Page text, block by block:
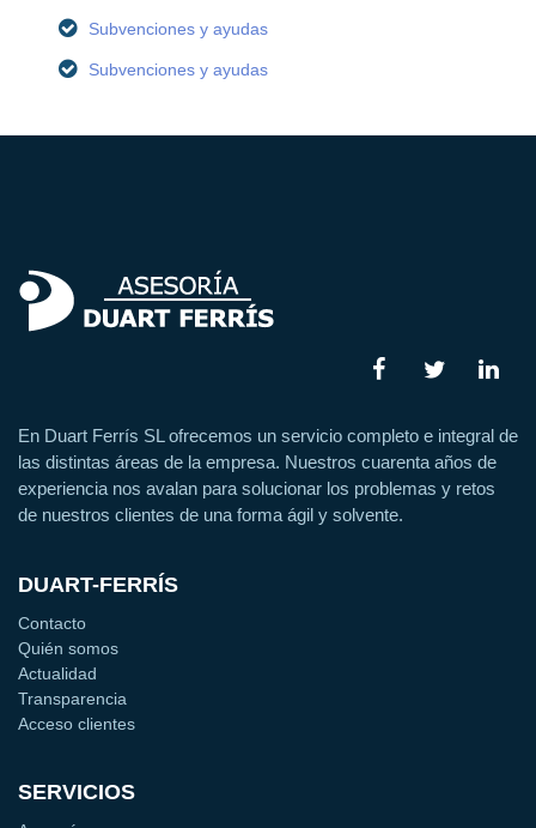
Subvenciones y ayudas
Subvenciones y ayudas
En Duart Ferrís SL ofrecemos un servicio completo e integral de
las distintas áreas de la empresa. Nuestros cuarenta años de
experiencia nos avalan para solucionar los problemas y retos
de nuestros clientes de una forma ágil y solvente.
DUART-FERRÍS
Contacto
Quién somos
Actualidad
Transparencia
Acceso clientes
SERVICIOS